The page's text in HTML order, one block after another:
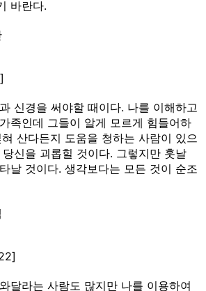
바란다.
신경을 써야할 때이다. 나를 이해하고
족인데 그들이 알게 모르게 힘들어하
산다든지 도움을 청하는 사람이 있으
신을 괴롭힐 것이다. 그렇지만 훗날
날 것이다. 생각보다는 모든 것이 순조
달라는 사람도 많지만 나를 이용하여